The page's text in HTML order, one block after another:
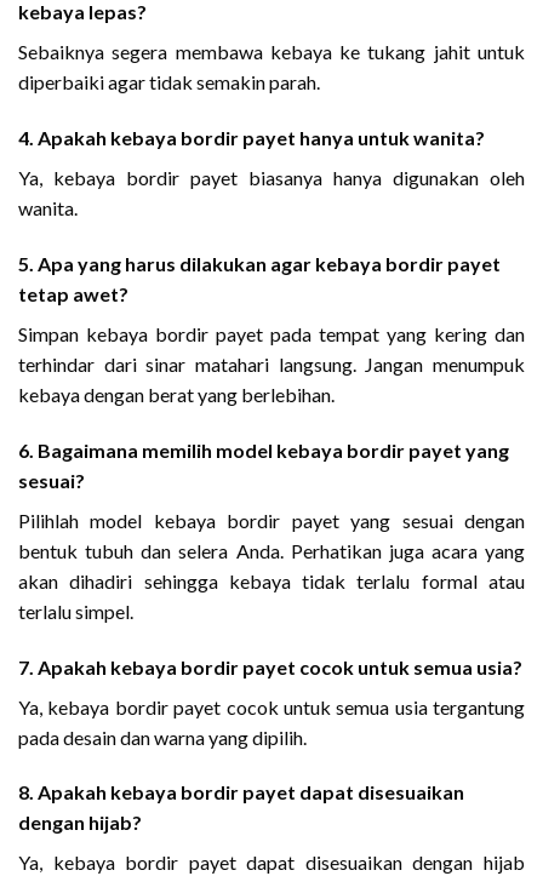
kebaya lepas?
Sebaiknya segera membawa kebaya ke tukang jahit untuk
diperbaiki agar tidak semakin parah.
4. Apakah kebaya bordir payet hanya untuk wanita?
Ya, kebaya bordir payet biasanya hanya digunakan oleh
wanita.
5. Apa yang harus dilakukan agar kebaya bordir payet
tetap awet?
Simpan kebaya bordir payet pada tempat yang kering dan
terhindar dari sinar matahari langsung. Jangan menumpuk
kebaya dengan berat yang berlebihan.
6. Bagaimana memilih model kebaya bordir payet yang
sesuai?
Pilihlah model kebaya bordir payet yang sesuai dengan
bentuk tubuh dan selera Anda. Perhatikan juga acara yang
akan dihadiri sehingga kebaya tidak terlalu formal atau
terlalu simpel.
7. Apakah kebaya bordir payet cocok untuk semua usia?
Ya, kebaya bordir payet cocok untuk semua usia tergantung
pada desain dan warna yang dipilih.
8. Apakah kebaya bordir payet dapat disesuaikan
dengan hijab?
Ya, kebaya bordir payet dapat disesuaikan dengan hijab